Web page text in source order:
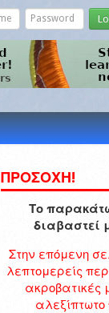
ΠΡΟΣΟΧΗ!
Το
διαβαστεί
Στην επόμενη
λεπτομερείς
ακροβατικές